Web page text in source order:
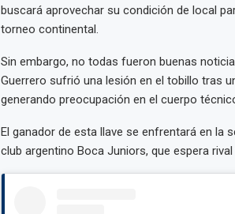
buscará aprovechar su condición de local
torneo continental.
Sin embargo, no todas fueron buenas
Guerrero sufrió una lesión en el tobillo tras
generando preocupación en el cuerpo
El ganador de esta llave se enfrentará en la
club argentino Boca Juniors, que espera